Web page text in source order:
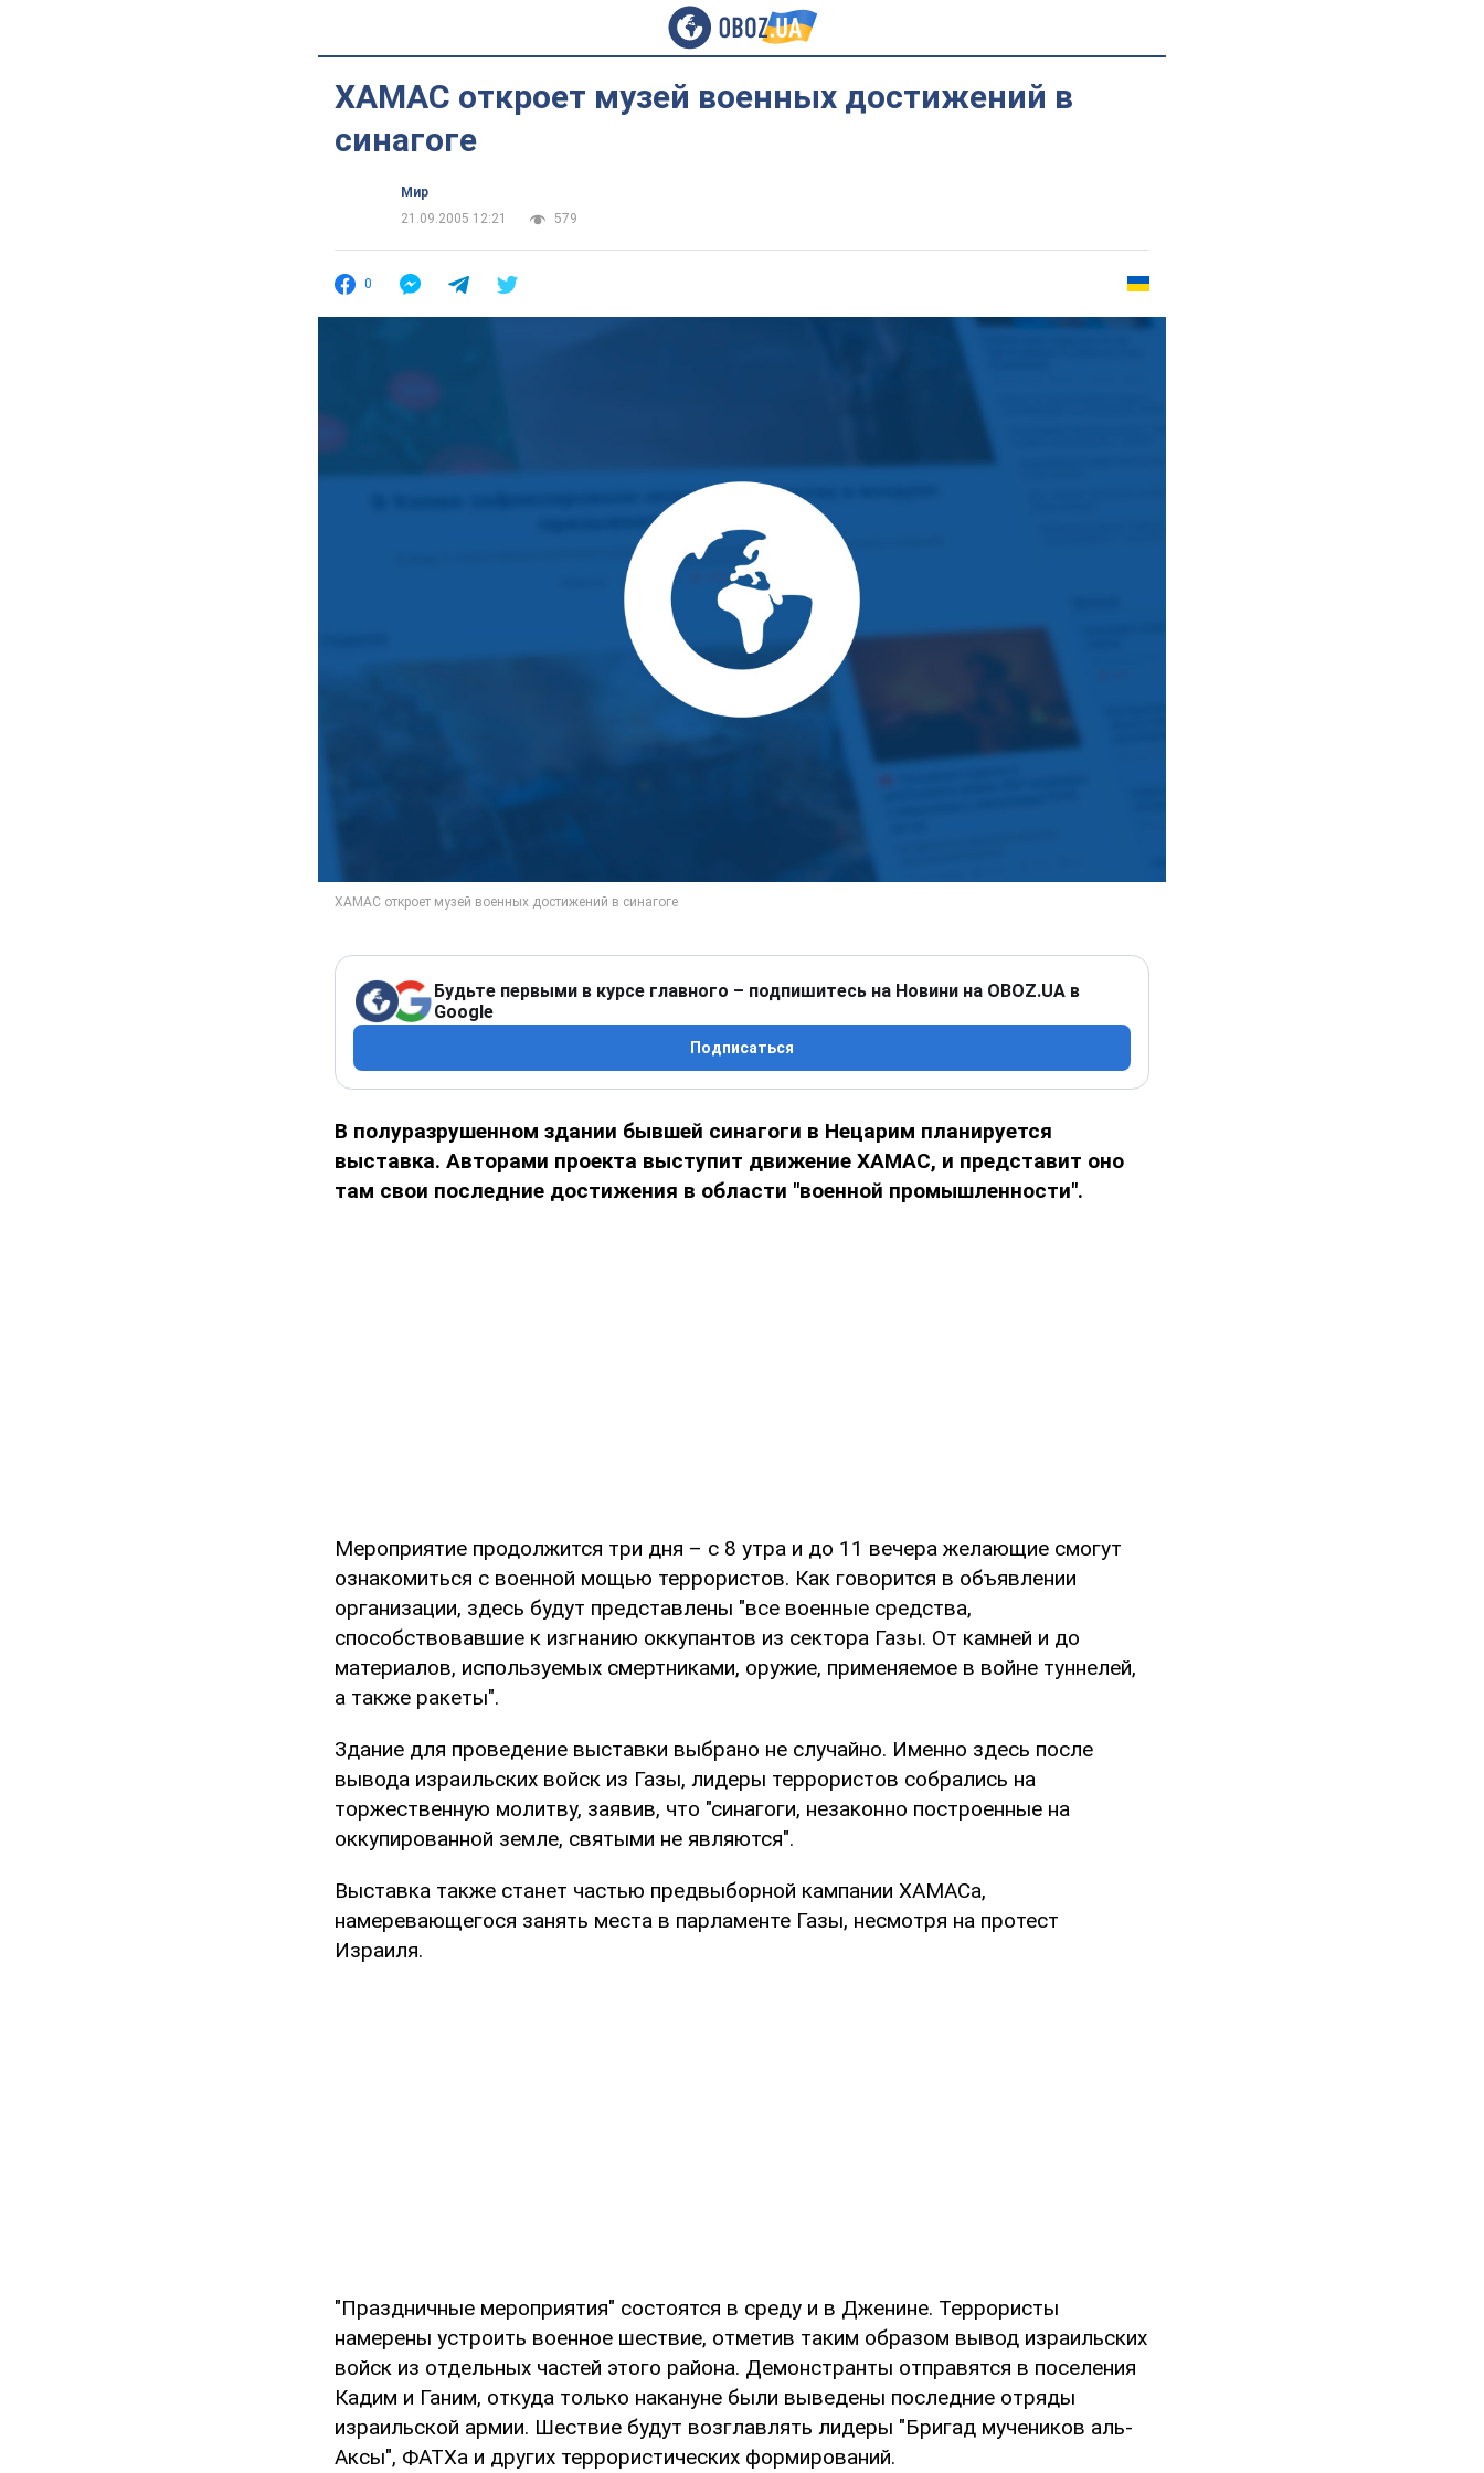
ХАМАС откроет музей военных достижений в
синагоге
Мир
21.09.2005 12:21
579
0
Будьте первыми в курсе главного – подпишитесь на Новини на OBOZ.UA в
Google
Подписаться
В полуразрушенном здании бывшей синагоги в Нецарим планируется
выставка. Авторами проекта выступит движение ХАМАС, и представит оно
там свои последние достижения в области "военной промышленности".
Мероприятие продолжится три дня – с 8 утра и до 11 вечера желающие смогут
ознакомиться с военной мощью террористов. Как говорится в объявлении
организации, здесь будут представлены "все военные средства,
способствовавшие к изгнанию оккупантов из сектора Газы. От камней и до
материалов, используемых смертниками, оружие, применяемое в войне туннелей,
а также ракеты".
Здание для проведение выставки выбрано не случайно. Именно здесь после
вывода израильских войск из Газы, лидеры террористов собрались на
торжественную молитву, заявив, что "синагоги, незаконно построенные на
оккупированной земле, святыми не являются".
Выставка также станет частью предвыборной кампании ХАМАСа,
намеревающегося занять места в парламенте Газы, несмотря на протест
Израиля.
"Праздничные мероприятия" состоятся в среду и в Дженине. Террористы
намерены устроить военное шествие, отметив таким образом вывод израильских
войск из отдельных частей этого района. Демонстранты отправятся в поселения
Кадим и Ганим, откуда только накануне были выведены последние отряды
израильской армии. Шествие будут возглавлять лидеры "Бригад мучеников аль-
Аксы", ФАТХа и других террористических формирований.